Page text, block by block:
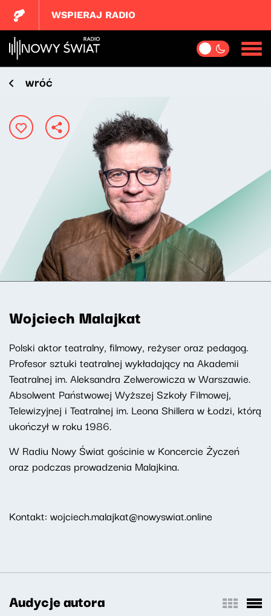
WSPIERAJ RADIO
wróć
Wojciech Malajkat
Polski aktor teatralny, filmowy, reżyser oraz pedagog.
Profesor sztuki teatralnej wykładający na Akademii
Teatralnej im. Aleksandra Zelwerowicza w Warszawie.
Absolwent Państwowej Wyższej Szkoły Filmowej,
Telewizyjnej i Teatralnej im. Leona Shillera w Łodzi, którą
ukończył w roku 1986.
W Radiu Nowy Świat gościnie w Koncercie Życzeń
oraz podczas prowadzenia Malajkina.
Kontakt: wojciech.malajkat@nowyswiat.online
Audycje autora